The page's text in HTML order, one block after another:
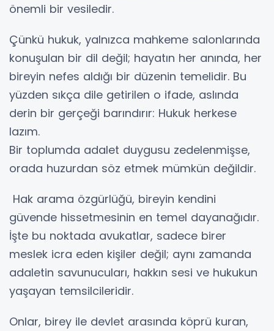
önemli bir vesiledir.
Çünkü hukuk, yalnızca mahkeme salonlarında
konuşulan bir dil değil; hayatın her anında, her
bireyin nefes aldığı bir düzenin temelidir. Bu
yüzden sıkça dile getirilen o ifade, aslında
derin bir gerçeği barındırır: Hukuk herkese
lazım.
Bir toplumda adalet duygusu zedelenmişse,
orada huzurdan söz etmek mümkün değildir.
Hak arama özgürlüğü, bireyin kendini
güvende hissetmesinin en temel dayanağıdır.
İşte bu noktada avukatlar, sadece birer
meslek icra eden kişiler değil; aynı zamanda
adaletin savunucuları, hakkın sesi ve hukukun
yaşayan temsilcileridir.
Onlar, birey ile devlet arasında köprü kuran,